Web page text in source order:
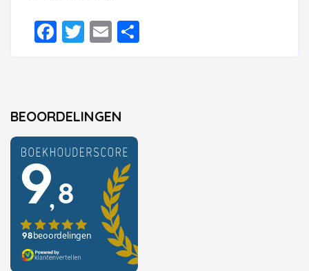
Facebook
Twitter
Email
BEOORDELINGEN